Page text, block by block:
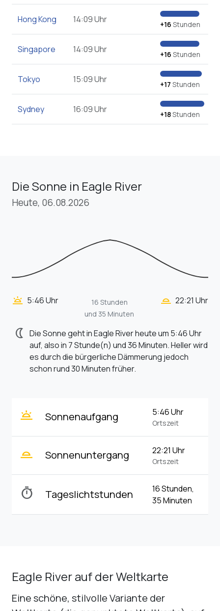
Hong Kong 14:09 Uhr +16 Stunden
Singapore 14:09 Uhr +16 Stunden
Tokyo 15:09 Uhr +17 Stunden
Sydney 16:09 Uhr +18Stunden
Die Sonne in Eagle River
Heute, 06.08.2026
wb_twilight 5:46 Uhr
16 Stunden
und 35 Minuten
wb_twilight_2 22:21 Uhr
nightlight Die Sonne geht in Eagle River heute um 5:46 Uhr
auf, also in 7 Stunde(n) und 36 Minuten. Heller wird
es durch die bürgerliche Dämmerung jedoch
schon rund 30 Minuten früher.
wb_twilight Sonnenaufgang 5:46 Uhr
Ortszeit
wb_twilight_2 Sonnenuntergang 22:21 Uhr
Ortszeit
timer Tageslichtstunden
16 Stunden,
35 Minuten
Eagle River auf der Weltkarte
Eine schöne, stilvolle Variante der